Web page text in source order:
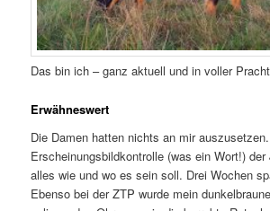
Das bin ich – ganz aktuell und in voller Pracht
Erwähneswert
Die Damen hatten nichts an mir
Erscheinungsbildkontrolle (was ein Wort!) der
alles wie und wo es sein soll. Drei Wochen
Ebenso bei der ZTP wurde mein